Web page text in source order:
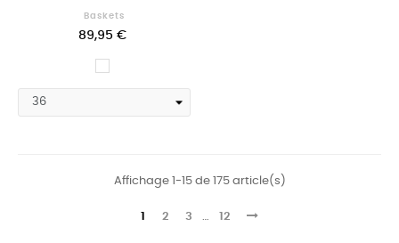
Baskets
89,95 €
Affichage 1-15 de 175 article(s)
1 2 3 … 12